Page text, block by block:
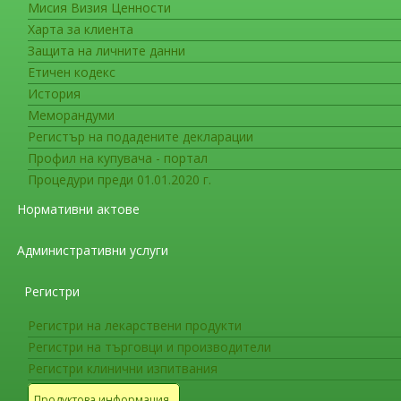
Мисия Визия Ценности
Харта за клиента
Защита на личните данни
Етичен кодекс
История
Меморандуми
Регистър на подадените декларации
Профил на купувача - портал
Процедури преди 01.01.2020 г.
Нормативни актове
Административни услуги
Регистри
Регистри на лекарствени продукти
Регистри на търговци и производители
Регистри клинични изпитвания
07 септември 2023
PRAC препоръчва нови мерки
PRAC препоръчва нови мерки за
Въвеждат се допълнителни
Комитетът по лекарствена безопасност
мерки за избягване вътреутробна
от нарушения в развитието на нервната
използва вече за профилактика на мигрена
забременеят, трябва да използват ефективна
За пациентки, използващи топирамат за